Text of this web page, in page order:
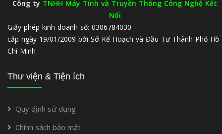
Công ty TNHH Máy Tính và Truyền Thông Công Nghệ Kết
Nối
Giấy phép kinh doanh số: 0306784030
cấp ngày 19/01/2009 bởi Sở Kế Hoạch và Đầu Tư Thành Phố Hồ
Chí Minh
Thư viện & Tiện ích
Quy định sử dụng
Chính sách bảo mật